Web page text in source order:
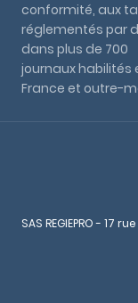
conformité, aux
réglementés par
dans plus de 700
journaux habilités
France et outre-
SAS REGIEPRO - 17